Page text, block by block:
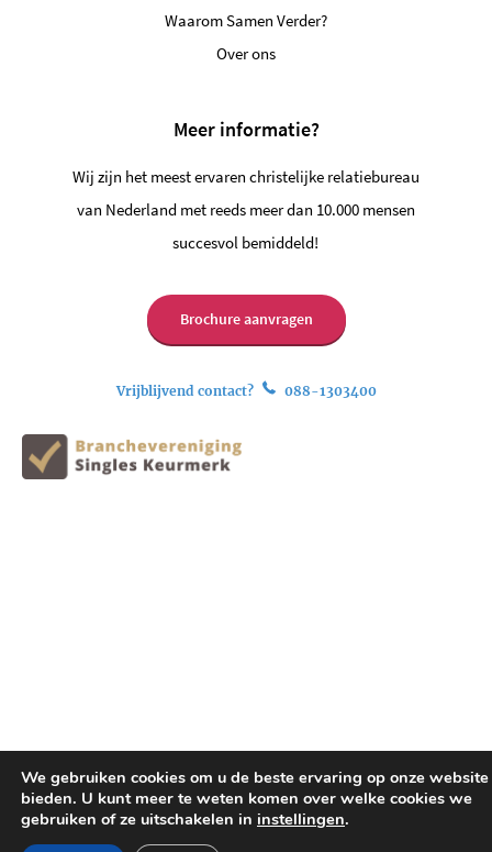
Waarom Samen Verder?
Over ons
Meer informatie?
Wij zijn het meest ervaren christelijke relatiebureau
van Nederland met reeds meer dan 10.000 mensen
succesvol bemiddeld!
Brochure aanvragen
Vrijblijvend contact? 088-1303400
We gebruiken cookies om u de beste ervaring op onze
bieden. U kunt meer te weten komen over welke cookies we
gebruiken of ze uitschakelen in instellingen.